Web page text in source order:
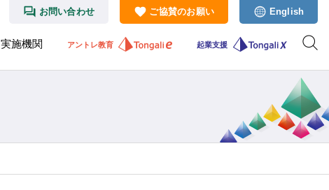
お問い合わせ ご協賛のお願い English
実施機関 アントレ教育 起業支援